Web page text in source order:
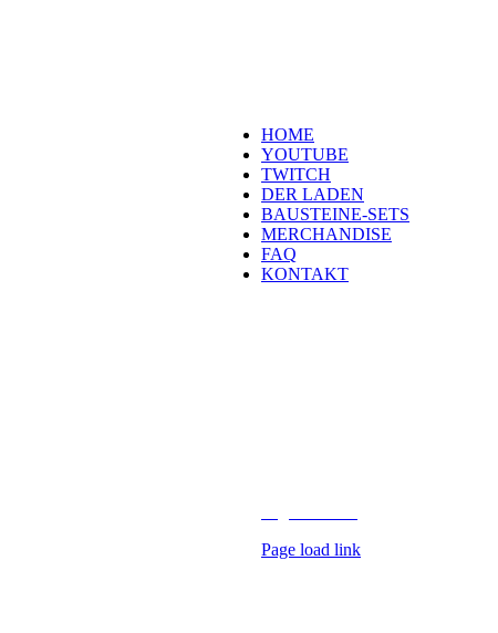
HOME
YOUTUBE
TWITCH
DER LADEN
BAUSTEINE-SETS
MERCHANDISE
FAQ
KONTAKT
Page load link